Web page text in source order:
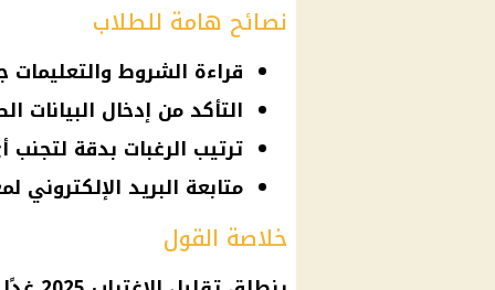
نصائح هامة للطلاب
قراءة الشروط
التأكد من إدخال البيانات
ترتيب الرغبات بدقة
متابعة البريد الإلكتروني
خلاصة القول